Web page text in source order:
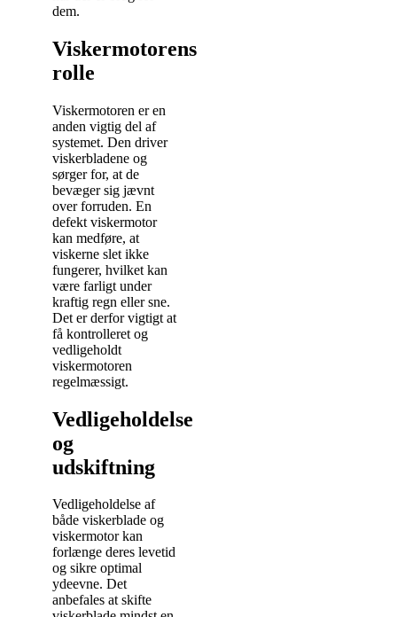
dem.
Viskermotorens
rolle
Viskermotoren er en
anden vigtig del af
systemet. Den driver
viskerbladene og
sørger for, at de
bevæger sig jævnt
over forruden. En
defekt viskermotor
kan medføre, at
viskerne slet ikke
fungerer, hvilket kan
være farligt under
kraftig regn eller sne.
Det er derfor vigtigt at
få kontrolleret og
vedligeholdt
viskermotoren
regelmæssigt.
Vedligeholdelse
og
udskiftning
Vedligeholdelse af
både viskerblade og
viskermotor kan
forlænge deres levetid
og sikre optimal
ydeevne. Det
anbefales at skifte